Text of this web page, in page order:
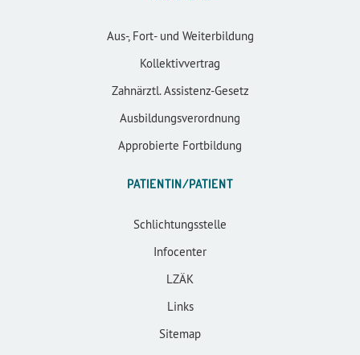
Aus-, Fort- und Weiterbildung
Kollektivvertrag
Zahnärztl. Assistenz-Gesetz
Ausbildungsverordnung
Approbierte Fortbildung
PATIENTIN/PATIENT
Schlichtungsstelle
Infocenter
LZÄK
Links
Sitemap